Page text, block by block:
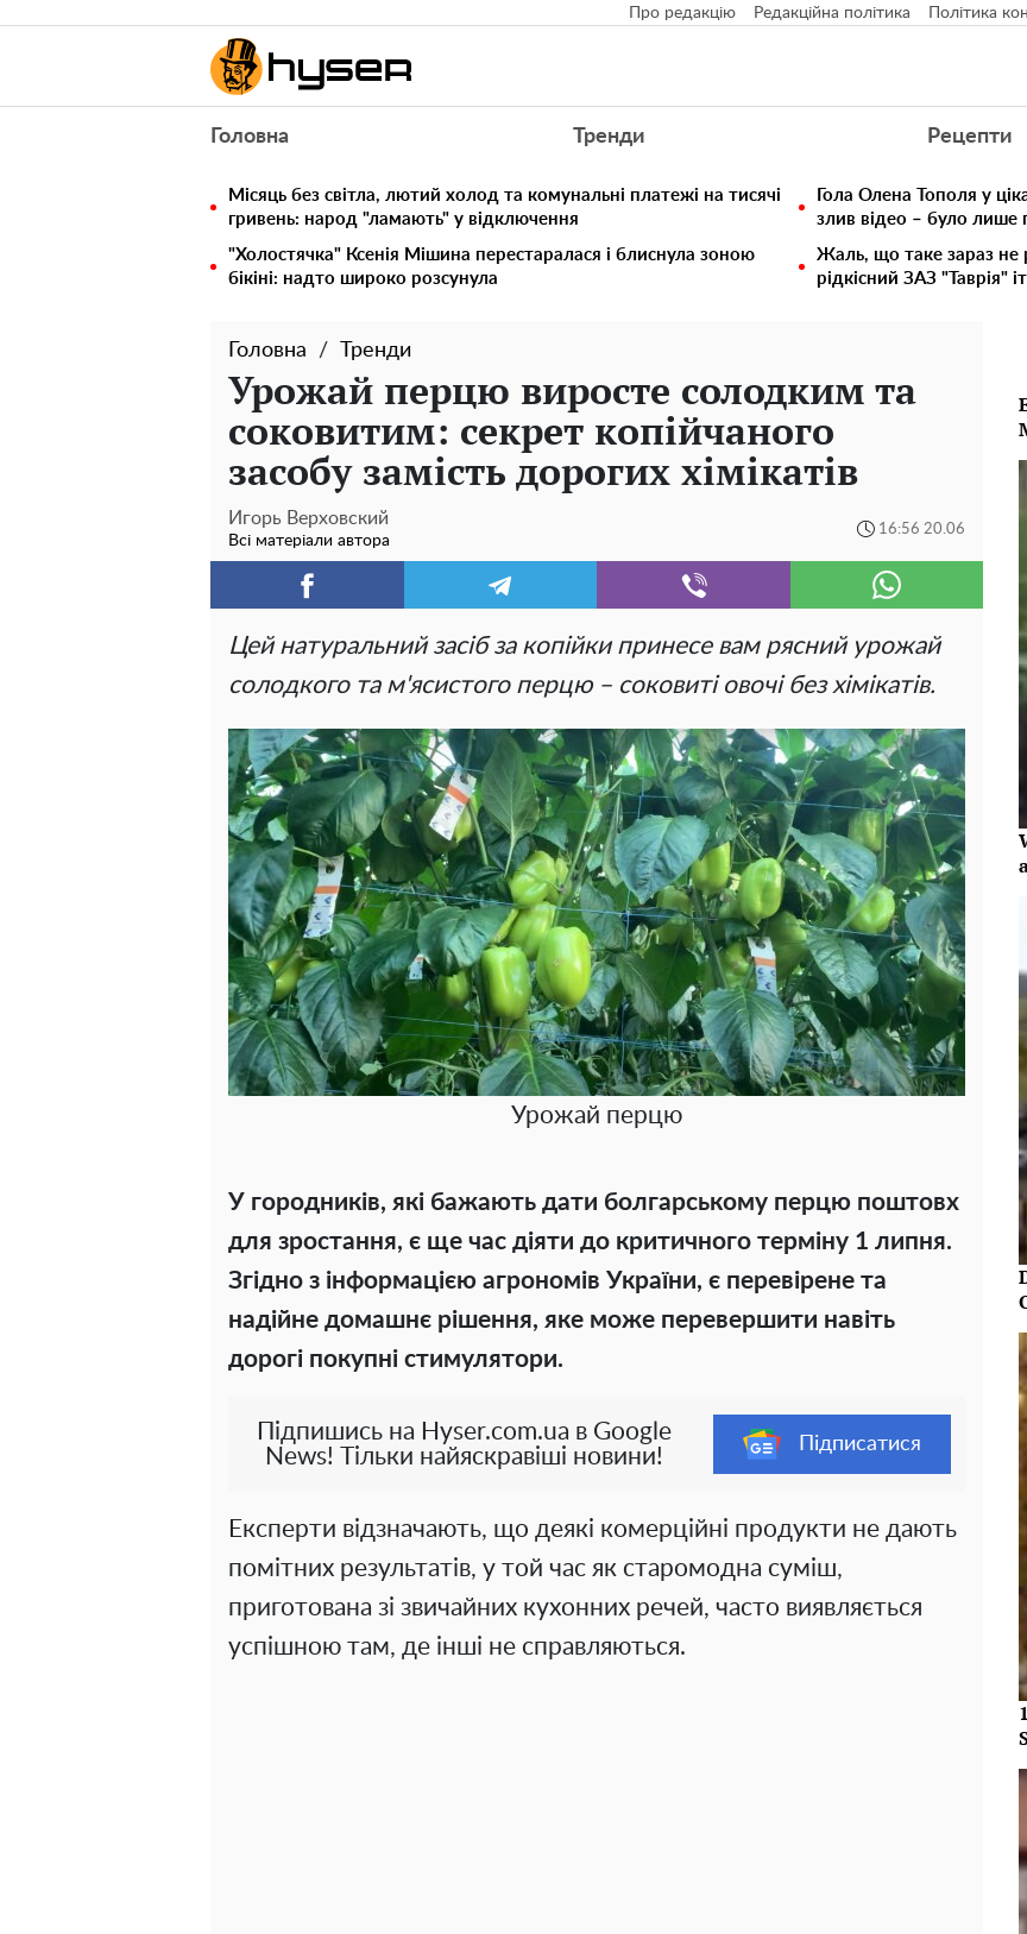
Про редакцію Редакційна політика Політика
Головна Тренди Рецепти
Місяць без світла, лютий холод та комунальні платежі на тисячі
гривень: народ "ламають" у відключення
Гола Олена Тополя у
злив відео – було лише
"Холостячка" Ксенія Мішина перестаралася і блиснула зоною
бікіні: надто широко розсунула
Жаль, що таке зараз не
рідкісний ЗАЗ "Таврія"
Головна Тренди
Урожай перцю виросте солодким та
соковитим: секрет копійчаного
засобу замість дорогих хімікатів
Игорь Верховский
Всі матеріали автора
16:56 20.06
Цей натуральний засіб за копійки принесе вам рясний урожай
солодкого та м'ясистого перцю – соковиті овочі без хімікатів.
Урожай перцю
У городників, які бажають дати болгарському перцю поштовх
для зростання, є ще час діяти до критичного терміну 1 липня.
Згідно з інформацією агрономів України, є перевірене та
надійне домашнє рішення, яке може перевершити навіть
дорогі покупні стимулятори.
Підпишись на Hyser.com.ua в Google
News! Тільки найяскравіші новини!
Підписатися
Експерти відзначають, що деякі комерційні продукти не дають
помітних результатів, у той час як старомодна суміш,
приготована зі звичайних кухонних речей, часто виявляється
успішною там, де інші не справляються.